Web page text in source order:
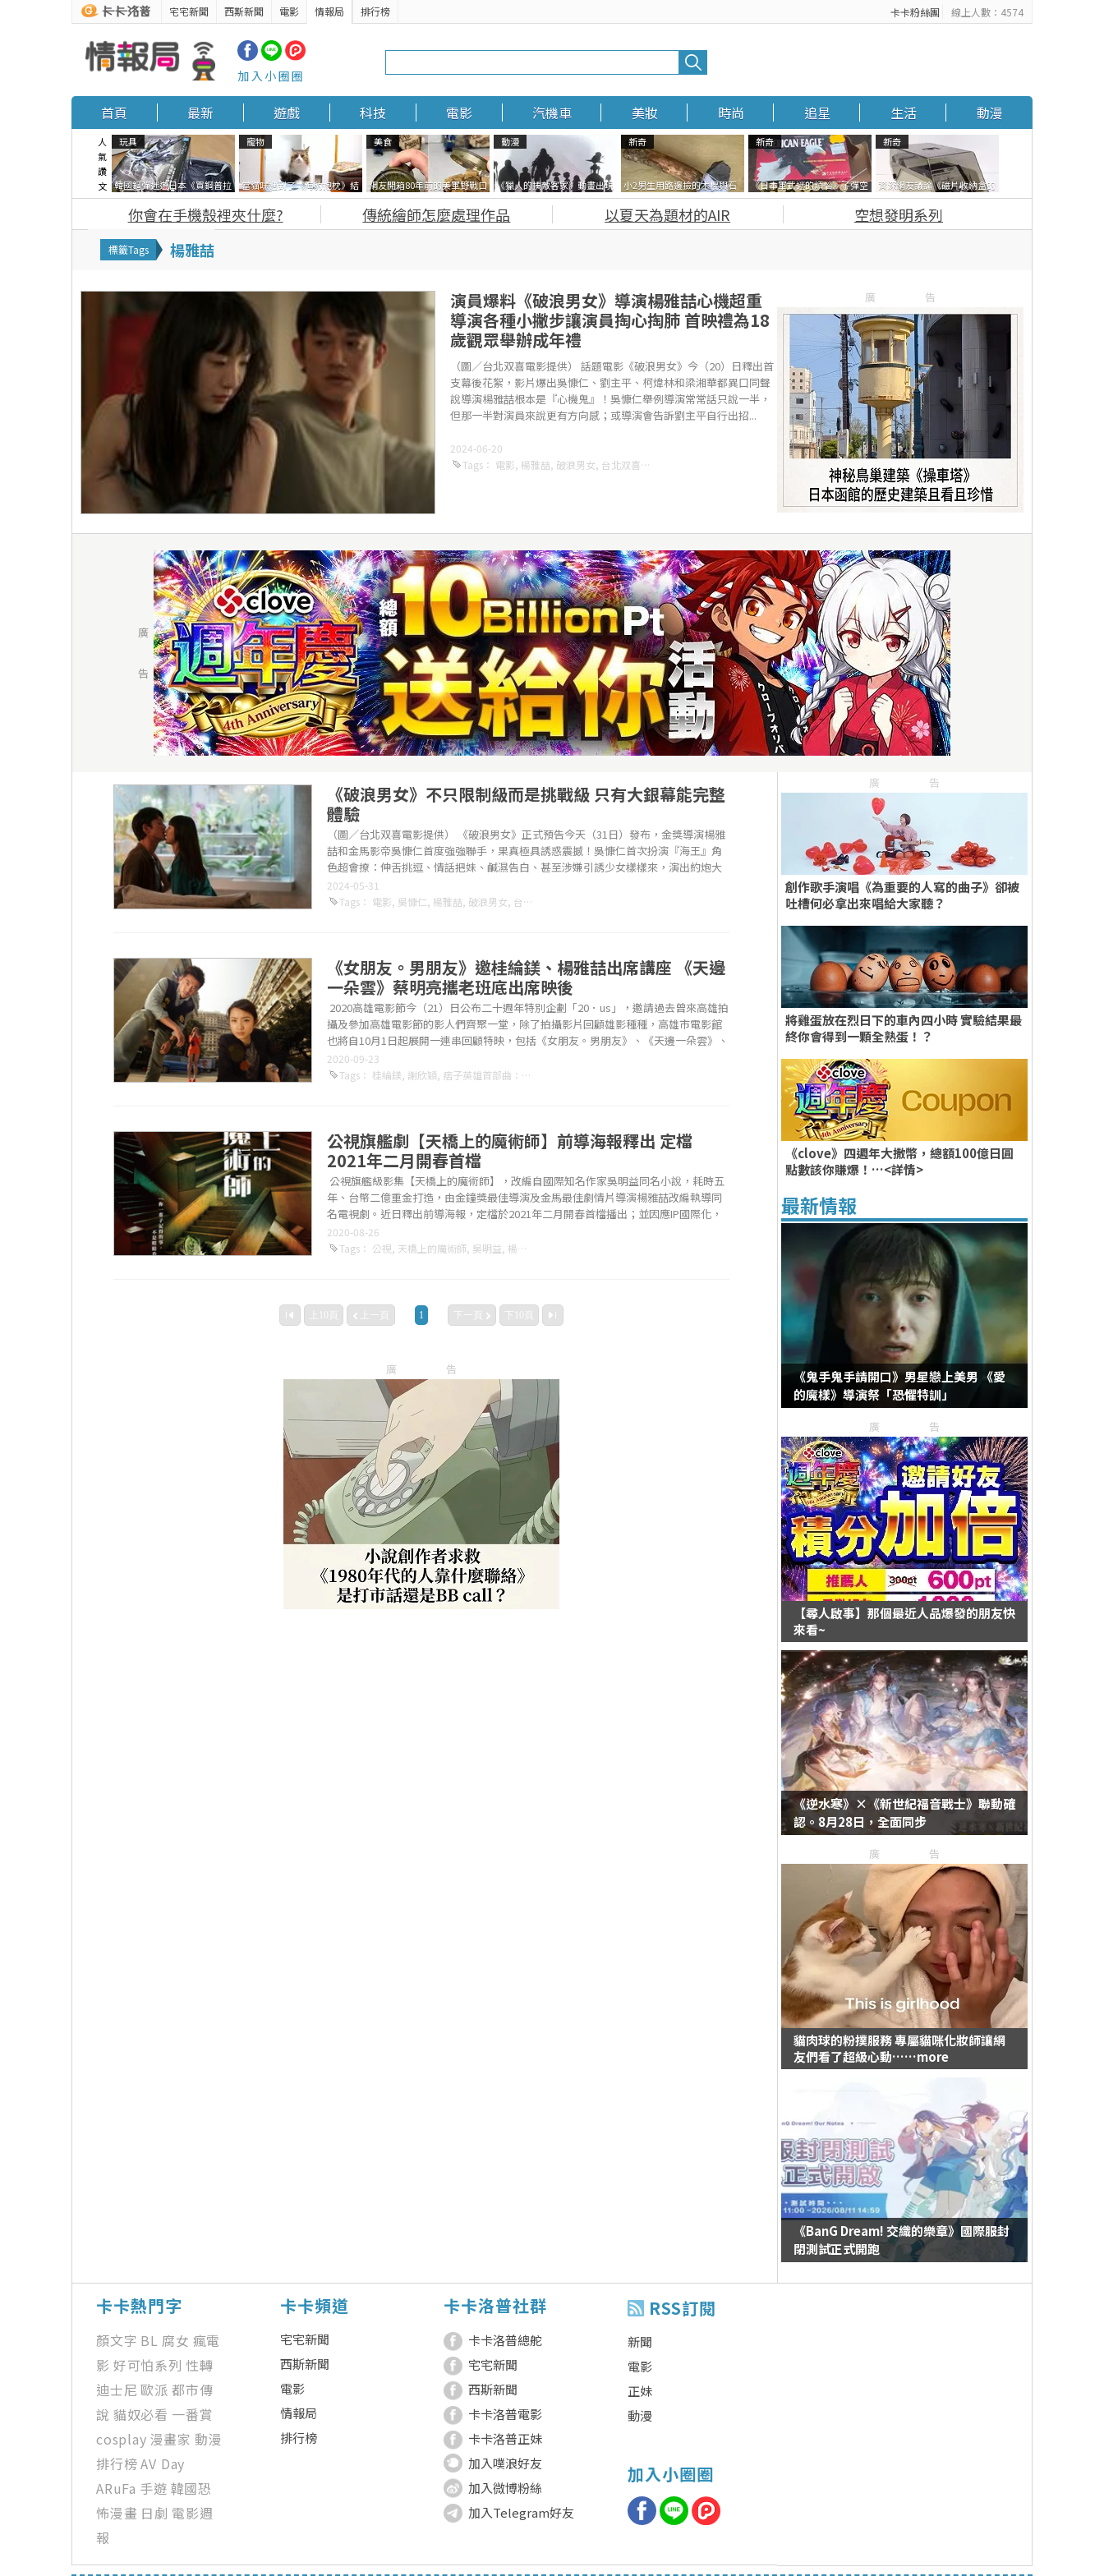
宅宅新聞 西斯新聞 電影 情報局 排行榜 卡卡粉絲團 線上人數：4574
加入小圈圈
首頁 最新 遊戲 科技 電影 汽機車 美妝 時尚 追星 生活 動漫
人
氣
讚
文
玩具
韓國鋼彈迷遊日本《買鋼普拉
塞不進行李箱》網友們集思廣
益提供解方了……
寵物
當貓咪遇到了《海豹抱枕》結
果玩了10天後，海豹一整個走
鐘笑翻網友
美食
網友開箱80年前的美軍野戰口
糧 罐頭本身保存良好，但裡面
的味道...
動漫
《獵人的揍敵客家》動畫出現
的這個剪影是誰？你是不是忘
記還有這號人物了
新奇
小2男生用路邊撿的木棍與石
頭做成了《石斧》馬麻打開書
包嚇一跳怎麼會有這種東
西！？
新奇
《日本軍武迷的煩惱》子彈空
盒在日本超級貴 美國網友直接
新奇
資深網友議論《磁片收納盒的
鎖有什麼用》想偷的話整盒拿
走不就好了嗎？
你會在手機殼裡夾什麼? 傳統繪師怎麼處理作品 以夏天為題材的AIR
空想發明系列
楊雅喆
演員爆料《破浪男女》導演楊雅喆心機超重
導演各種小撇步讓演員掏心掏肺 首映禮為18
歲觀眾舉辦成年禮
（圖／台北双喜電影提供） 話題電影《破浪男女》今（20）日釋出首
支幕後花絮，影片爆出吳慷仁、劉主平、柯煒林和梁湘華都異口同聲
說導演楊雅喆根本是『心機鬼』！吳慷仁舉例導演常常話只說一半，
但那一半對演員來說更有方向感；或導演會告訴劉主平自行出招...
2024-06-20
Tags ： 電影, 楊雅喆, 破浪男女, 台北双喜電影
廣告
《破浪男女》不只限制級而是挑戰級 只有大銀幕能完整
體驗
（圖／台北双喜電影提供） 《破浪男女》正式預告今天（31日）發布，金獎導演楊雅
喆和金馬影帝吳慷仁首度強強聯手，果真極具誘惑震撼！吳慷仁首次扮演『海王』角
色超會撩：伸舌挑逗、情話把妹、鹹濕告白、甚至涉嫌引誘少女樣樣來，演出約炮大
情聖又渣又惹人......
2024-05-31
Tags ： 電影, 吳慷仁, 楊雅喆, 破浪男女, 台北双喜電影
《女朋友。男朋友》邀桂綸鎂、楊雅喆出席講座 《天邊
一朵雲》蔡明亮攜老班底出席映後
2020高雄電影節今（21）日公布二十週年特別企劃「20．us」，邀請過去曾來高雄拍
攝及參加高雄電影節的影人們齊聚一堂，除了拍攝影片回顧雄影種種，高雄市電影館
也將自10月1日起展開一連串回顧特映，包括《女朋友。男朋友》、《天邊一朵雲》、
《......
2020-09-23
Tags ： 桂綸鎂, 謝欣穎, 痞子英雄首部曲：全面開戰 侯季然,癡情男子漢,張書豪
公視旗艦劇【天橋上的魔術師】前導海報釋出 定檔
2021年二月開春首檔
公視旗艦級影集【天橋上的魔術師】，改編自國際知名作家吳明益同名小說，耗時五
年、台幣二億重金打造，由金鐘獎最佳導演及金馬最佳劇情片導演楊雅喆改編執導同
名電視劇。近日釋出前導海報，定檔於2021年二月開春首檔播出；並因應IP國際化，
是台劇首度......
2020-08-26
Tags ： 公視, 天橋上的魔術師, 吳明益, 楊雅喆
1 下一頁 下10頁
廣告
廣告
創作歌手演唱《為重要的人寫的曲子》卻被
吐槽何必拿出來唱給大家聽？
將雞蛋放在烈日下的車內四小時 實驗結果最
終你會得到一顆全熟蛋！？
《clove》四週年大撒幣，總額100億日圓
點數該你賺爆！…<詳情>
最新情報
《鬼手鬼手請開口》男星戀上美男 《愛
的魔樣》導演祭「恐懼特訓」
廣告
【尋人啟事】那個最近人品爆發的朋友快
來看~
《逆水寒》×《新世紀福音戰士》聯動確
認。8月28日，全面同步
廣告
貓肉球的粉撲服務 專屬貓咪化妝師讓網
友們看了超級心動……more
《BanG Dream! 交織的樂章》國際服封
閉測試正式開跑
卡卡熱門字
顏文字 BL 腐女 瘋電
影 好可怕系列 性轉
迪士尼 歐派 都市傳
說 貓奴必看 一番賞
cosplay 漫畫家 動漫
排行榜AV Day
ARuFa 手遊 韓國恐
怖漫畫 日劇 電影週
報
卡卡頻道
宅宅新聞
西斯新聞
電影
情報局
排行榜
卡卡洛普社群
卡卡洛普總舵
宅宅新聞
西斯新聞
卡卡洛普電影
卡卡洛普正妹
加入噗浪好友
加入微博粉絲
加入Telegram好友
RSS訂閱
新聞
電影
正妹
動漫
加入小圈圈